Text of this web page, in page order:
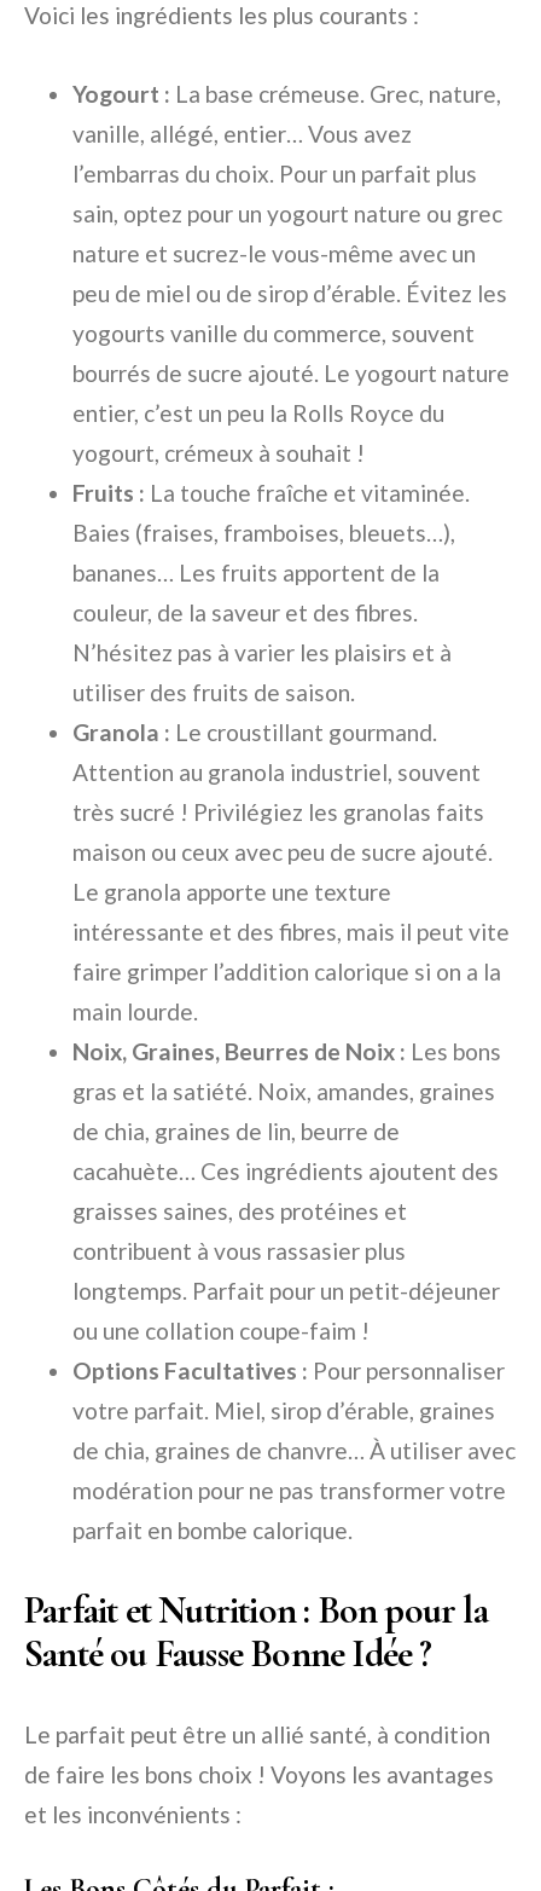
Voici les ingrédients les plus courants :
Yogourt : La base crémeuse. Grec, nature,
vanille, allégé, entier… Vous avez
l’embarras du choix. Pour un parfait plus
sain, optez pour un yogourt nature ou grec
nature et sucrez-le vous-même avec un
peu de miel ou de sirop d’érable. Évitez les
yogourts vanille du commerce, souvent
bourrés de sucre ajouté. Le yogourt nature
entier, c’est un peu la Rolls Royce du
yogourt, crémeux à souhait !
Fruits : La touche fraîche et vitaminée.
Baies (fraises, framboises, bleuets…),
bananes… Les fruits apportent de la
couleur, de la saveur et des fibres.
N’hésitez pas à varier les plaisirs et à
utiliser des fruits de saison.
Granola : Le croustillant gourmand.
Attention au granola industriel, souvent
très sucré ! Privilégiez les granolas faits
maison ou ceux avec peu de sucre ajouté.
Le granola apporte une texture
intéressante et des fibres, mais il peut vite
faire grimper l’addition calorique si on a la
main lourde.
Noix, Graines, Beurres de Noix : Les bons
gras et la satiété. Noix, amandes, graines
de chia, graines de lin, beurre de
cacahuète… Ces ingrédients ajoutent des
graisses saines, des protéines et
contribuent à vous rassasier plus
longtemps. Parfait pour un petit-déjeuner
ou une collation coupe-faim !
Options Facultatives : Pour personnaliser
votre parfait. Miel, sirop d’érable, graines
de chia, graines de chanvre… À utiliser avec
modération pour ne pas transformer votre
parfait en bombe calorique.
Parfait et Nutrition : Bon pour la
Santé ou Fausse Bonne Idée ?
Le parfait peut être un allié santé, à condition
de faire les bons choix ! Voyons les avantages
et les inconvénients :